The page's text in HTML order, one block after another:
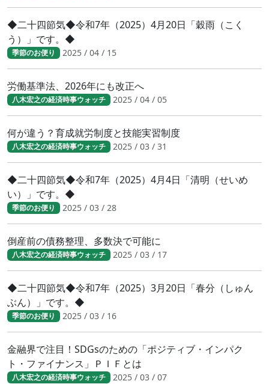
◆二十四節気◆令和7年（2025）4月20日「穀雨（こく
う）」です。◆
季節のお便り 2025 / 04 / 15
労働基準法、2026年にも改正へ
八木宏之の経済時事ウォッチ 2025 / 04 / 05
何が違う？育成就労制度と技能実習制度
八木宏之の経済時事ウォッチ 2025 / 03 / 31
◆二十四節気◆令和7年（2025）4月4日「清明（せいめ
い）」です。◆
季節のお便り 2025 / 03 / 28
倒産前の債務整理、多数決で可能に
八木宏之の経済時事ウォッチ 2025 / 03 / 17
◆二十四節気◆令和7年（2025）3月20日「春分（しゅん
ぶん）」です。◆
季節のお便り 2025 / 03 / 16
金融界で注目！SDGsのための「ポジティブ・インパク
ト・ファイナンス」ＰＩＦとは
八木宏之の経済時事ウォッチ 2025 / 03 / 07